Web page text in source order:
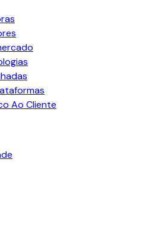
Ao Cliente